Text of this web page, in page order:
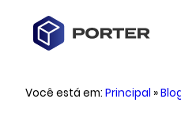
Você está em: Principal »